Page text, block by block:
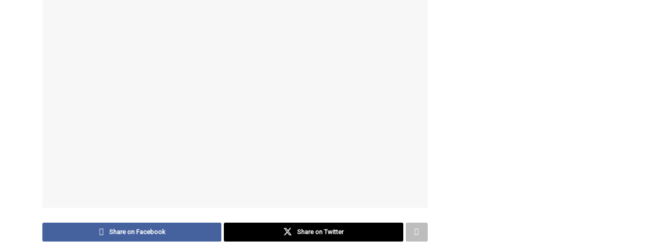
Share on Facebook Share on Twitter